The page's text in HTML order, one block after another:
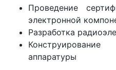
Проведение
электронной
Разработка
аппаратуры